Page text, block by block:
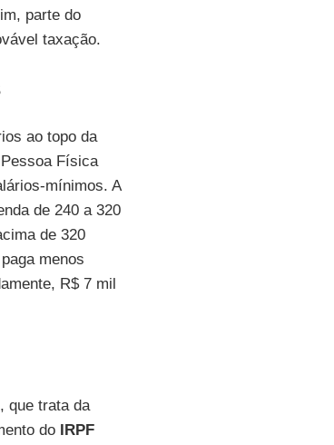
parte do
taxação.
ao topo da
Física
mínimos. A
de 240 a 320
de 320
menos
R$ 7 mil
, que trata da
do IRPF